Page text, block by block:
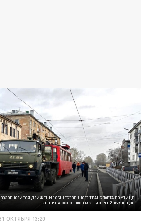
ВОЗОБНОВИТСЯ ДВИЖЕНИЕ ОБЩЕСТВЕННОГО ТРАНСПОРТА ПО УЛИЦЕ
ЛЕНИНА. ФОТО: ВКОНТАКТЕ/СЕРГЕЙ КУЗНЕЦОВ
ОКТЯБРЯ 13:20